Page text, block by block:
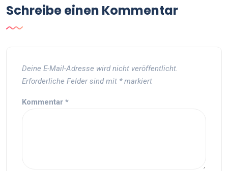
Schreibe einen Kommentar
Deine E-Mail-Adresse wird nicht veröffentlicht.
Erforderliche Felder sind mit *markiert
Kommentar *